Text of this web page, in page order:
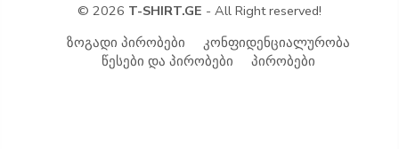
© 2026 T-SHIRT.GE - All Right reserved!
ზოგადი პირობები
კონფიდენციალურობა
წესები და პირობები
პირობები